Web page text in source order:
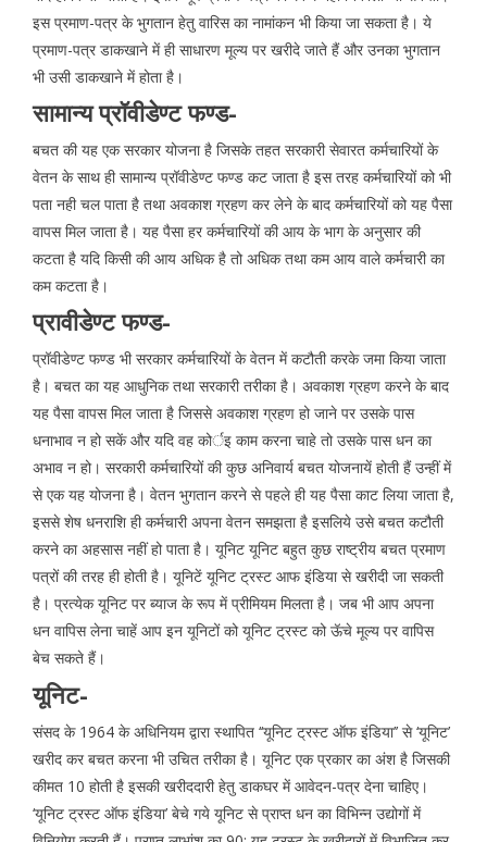
इस प्रमाण-पत्र के भुगतान हेतु वारिस का नामांकन भी किया जा सकता है। ये
प्रमाण-पत्र डाकखाने में ही साधारण मूल्य पर खरीदे जाते हैं और उनका भुगतान
भी उसी डाकखाने में होता है।
सामान्य प्रॉवीडेण्ट फण्ड-
बचत की यह एक सरकार योजना है जिसके तहत सरकारी सेवारत कर्मचारियों के
वेतन के साथ ही सामान्य प्रॉवीडेण्ट फण्ड कट जाता है इस तरह कर्मचारियों को भी
पता नही चल पाता है तथा अवकाश ग्रहण कर लेने के बाद कर्मचारियों को यह पैसा
वापस मिल जाता है। यह पैसा हर कर्मचारियों की आय के भाग के अनुसार की
कटता है यदि किसी की आय अधिक है तो अधिक तथा कम आय वाले कर्मचारी का
कम कटता है।
प्रावीडेण्ट फण्ड-
प्रॉवीडेण्ट फण्ड भी सरकार कर्मचारियों के वेतन में कटौती करके जमा किया जाता
है। बचत का यह आधुनिक तथा सरकारी तरीका है। अवकाश ग्रहण करने के बाद
यह पैसा वापस मिल जाता है जिससे अवकाश ग्रहण हो जाने पर उसके पास
धनाभाव न हो सकें और यदि वह कोर्इ काम करना चाहे तो उसके पास धन का
अभाव न हो। सरकारी कर्मचारियों की कुछ अनिवार्य बचत योजनायें होती हैं उन्हीं में
से एक यह योजना है। वेतन भुगतान करने से पहले ही यह पैसा काट लिया जाता है,
इससे शेष धनराशि ही कर्मचारी अपना वेतन समझता है इसलिये उसे बचत कटौती
करने का अहसास नहीं हो पाता है। यूनिट यूनिट बहुत कुछ राष्ट्रीय बचत प्रमाण
पत्रों की तरह ही होती है। यूनिटें यूनिट ट्रस्ट आफ इंडिया से खरीदी जा सकती
है। प्रत्येक यूनिट पर ब्याज के रूप में प्रीमियम मिलता है। जब भी आप अपना
धन वापिस लेना चाहें आप इन यूनिटों को यूनिट ट्रस्ट को ऊॅचे मूल्य पर वापिस
बेच सकते हैं।
यूनिट-
संसद के 1964 के अधिनियम द्वारा स्थापित ‘‘यूनिट ट्रस्ट ऑफ इंडिया’’ से ‘यूनिट’
खरीद कर बचत करना भी उचित तरीका है। यूनिट एक प्रकार का अंश है जिसकी
कीमत 10 होती है इसकी खरीददारी हेतु डाकघर में आवेदन-पत्र देना चाहिए।
‘यूनिट ट्रस्ट ऑफ इंडिया’ बेचे गये यूनिट से प्राप्त धन का विभिन्न उद्योगों में